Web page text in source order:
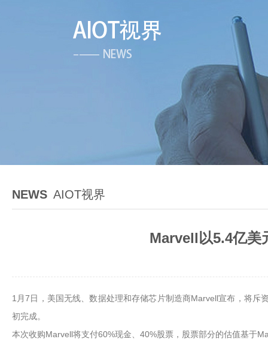
NEWS AIOT视界
Marvell以5.4亿
1月7日，美国无线、数据处理和存储芯片制造商Marvell宣布，将
初完成。
本次收购Marvell将支付60%现金、40%股票，股票部分的估值基于